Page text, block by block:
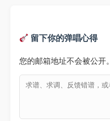
留下你的弹唱心得
您的邮箱地址不会被公开。